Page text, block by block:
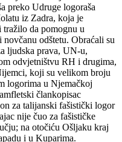
preko Udruge logoraša
iz Zadra, koja je
tražilo da pomognu u
odštetu. Obraćali su
ljudska prava, UN-u,
odvjetništvu RH i drugima,
koji su velikom broju
logorima u Njemačkoj
člankopisac
za talijanski fašistički logor
nije čuo za fašističke
na otočiću Ošljaku kraj
i u Kuparima.